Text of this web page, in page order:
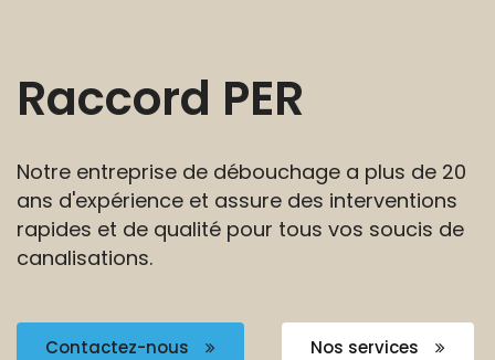
Raccord PER
Notre entreprise de débouchage a plus de 20
ans d'expérience et assure des interventions
rapides et de qualité pour tous vos soucis de
canalisations.
Contactez-nous Nos services